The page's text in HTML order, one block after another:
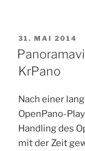
AM
31. MAI 2014
KrPano
Nach einer
OpenPano-
Handling des
mit der Zeit